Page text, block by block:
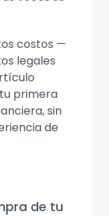
costos —
legales
primera
sin
de
de tu